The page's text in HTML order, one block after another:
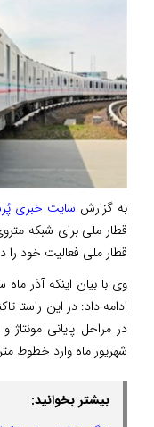
به گزارش سایت خبری
قطار ملی برای شبکه
قطار ملی فعالیت خود را
وی با بیان اینکه آذر
شهریور ماه وارد خطوط
بیشتر بخوانید: